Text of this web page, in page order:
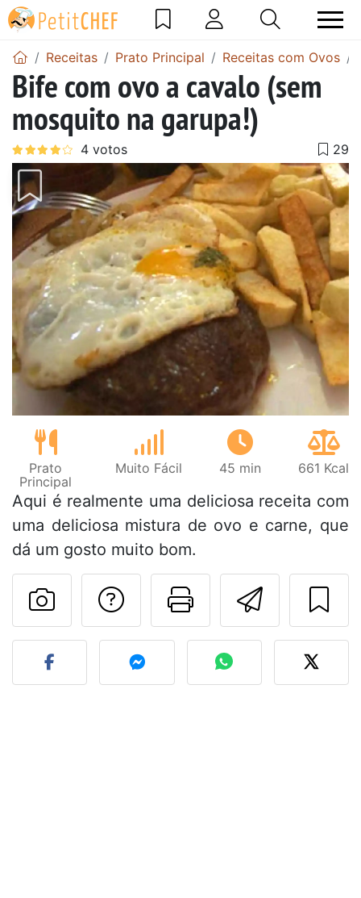
Receitas Prato Principal Receitas com Ovos
Bife com ovo a cavalo (sem
mosquito na garupa!)
Prato
Principal
Muito Fácil 45 min 661 Kcal
Aqui é realmente uma deliciosa receita com
uma deliciosa mistura de ovo e carne, que
dá um gosto muito bom.
Imprima
Falar com o autor
Fez esta receita?